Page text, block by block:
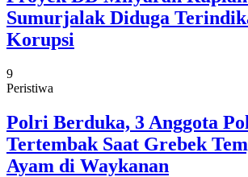
Sumurjalak Diduga
Korupsi
9
Peristiwa
Polri Berduka, 3 Anggota
Tertembak Saat Grebek
Ayam di Waykanan